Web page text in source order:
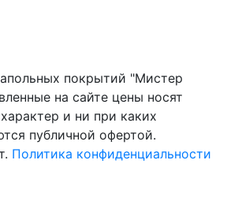
покрытий "Мистер
на сайте цены носят
и ни при каких
публичной офертой.
Политика конфиденциальности